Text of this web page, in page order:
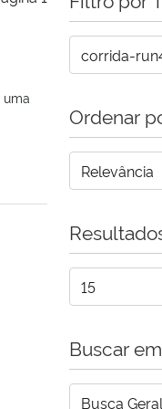
Ordenar
Buscar